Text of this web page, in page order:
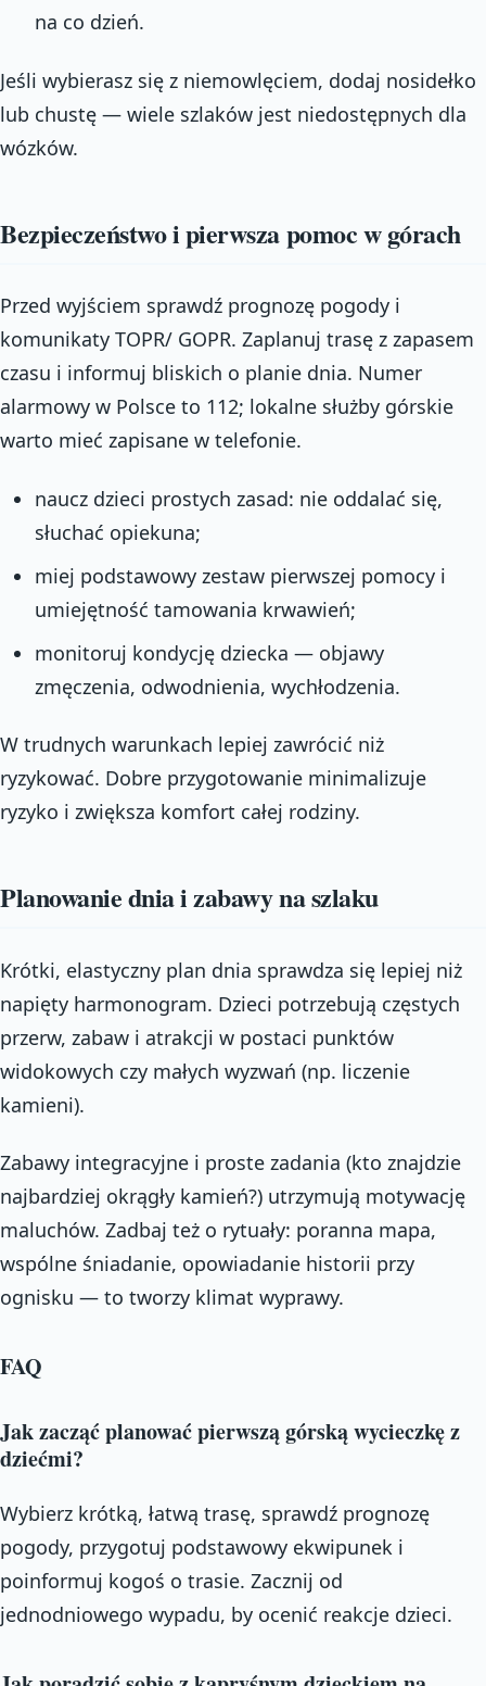
na co dzień.
Jeśli wybierasz się z niemowlęciem, dodaj nosidełko
lub chustę — wiele szlaków jest niedostępnych dla
wózków.
Bezpieczeństwo i pierwsza pomoc w górach
Przed wyjściem sprawdź prognozę pogody i
komunikaty TOPR/ GOPR. Zaplanuj trasę z zapasem
czasu i informuj bliskich o planie dnia. Numer
alarmowy w Polsce to 112; lokalne służby górskie
warto mieć zapisane w telefonie.
naucz dzieci prostych zasad: nie oddalać się,
słuchać opiekuna;
miej podstawowy zestaw pierwszej pomocy i
umiejętność tamowania krwawień;
monitoruj kondycję dziecka — objawy
zmęczenia, odwodnienia, wychłodzenia.
W trudnych warunkach lepiej zawrócić niż
ryzykować. Dobre przygotowanie minimalizuje
ryzyko i zwiększa komfort całej rodziny.
Planowanie dnia i zabawy na szlaku
Krótki, elastyczny plan dnia sprawdza się lepiej niż
napięty harmonogram. Dzieci potrzebują częstych
przerw, zabaw i atrakcji w postaci punktów
widokowych czy małych wyzwań (np. liczenie
kamieni).
Zabawy integracyjne i proste zadania (kto znajdzie
najbardziej okrągły kamień?) utrzymują motywację
maluchów. Zadbaj też o rytuały: poranna mapa,
wspólne śniadanie, opowiadanie historii przy
ognisku — to tworzy klimat wyprawy.
FAQ
Jak zacząć planować pierwszą górską wycieczkę z
dziećmi?
Wybierz krótką, łatwą trasę, sprawdź prognozę
pogody, przygotuj podstawowy ekwipunek i
poinformuj kogoś o trasie. Zacznij od
jednodniowego wypadu, by ocenić reakcje dzieci.